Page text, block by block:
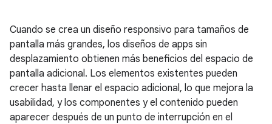
Cuando se crea un diseño responsivo para tamaños de
pantalla más grandes, los diseños de apps sin
desplazamiento obtienen más beneficios del espacio de
pantalla adicional. Los elementos existentes pueden
crecer hasta llenar el espacio adicional, lo que mejora la
usabilidad, y los componentes y el contenido pueden
aparecer después de un punto de interrupción en el